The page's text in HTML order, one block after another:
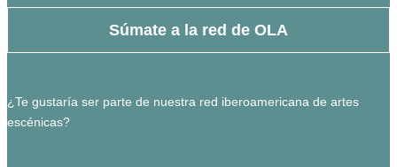
Súmate a la red de OLA
¿Te gustaría ser parte de nuestra red iberoamericana de artes
escénicas?